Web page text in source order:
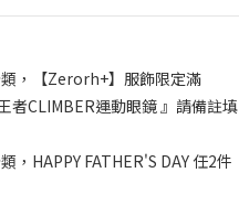
，【Zerorh+】服飾限定滿
者CLIMBER運動眼鏡 』請備註填
，HAPPY FATHER'S DAY 任2件